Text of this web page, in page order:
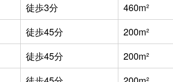
徒歩3分 460m²
徒歩45分 200m²
徒歩45分 200m²